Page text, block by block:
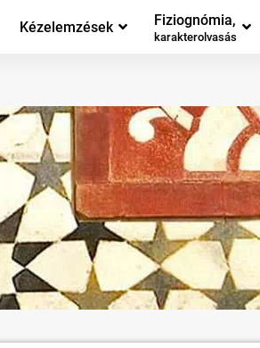
Kézelemzések Fiziognómia,
karakterolvasás